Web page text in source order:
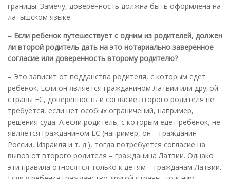
границы. Замечу, доверенность должна быть оформлена на
латышском языке.
– Если ребенок путешествует с одним из родителей, должен
ли второй родитель дать на это нотариально заверенное
согласие или доверенность второму родителю?
– Это зависит от подданства родителя, с которым едет
ребенок. Если он является гражданином Латвии или другой
страны ЕС, доверенность и согласие второго родителя не
требуется, если нет особых ограничений, например,
решения суда. А если родитель, с которым едет ребенок, не
является гражданином ЕС (например, он – гражданин
России, Израиля и т. д.), тогда потребуется согласие на
вывоз от второго родителя – гражданина Латвии. Однако
эти правила относятся только к детям – гражданам Латвии.